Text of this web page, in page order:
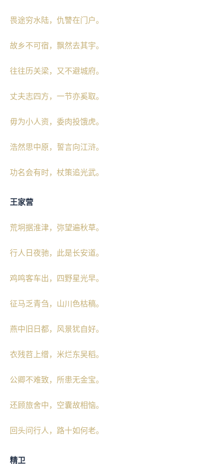
畏途穷水陆，仇讐在门户。
故乡不可宿，飘然去其宇。
往往历关梁，又不避城府。
丈夫志四方，一节亦奚取。
毋为小人资，委肉投饿虎。
浩然思中原，誓言向江浒。
功名会有时，杖策追光武。
王家营
荒坰据淮津，弥望遍秋草。
行人日夜驰，此是长安道。
鸡鸣客车出，四野星光早。
征马乏青刍，山川色枯稿。
燕中旧日都，风景犹自好。
衣残苕上缯，米烂东吴稻。
公卿不难致，所患无金宝。
还顾旅舍中，空囊故相恼。
回头问行人，路十如何老。
精卫